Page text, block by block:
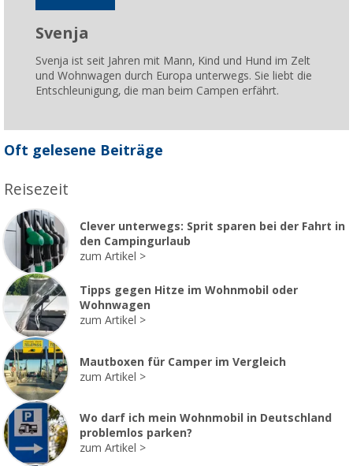
Svenja
Svenja ist seit Jahren mit Mann, Kind und Hund im Zelt
und Wohnwagen durch Europa unterwegs. Sie liebt die
Entschleunigung, die man beim Campen erfährt.
Oft gelesene Beiträge
Reisezeit
Clever unterwegs: Sprit sparen bei der Fahrt in
den Campingurlaub
zum Artikel
Tipps gegen Hitze im Wohnmobil oder
Wohnwagen
zum Artikel
Mautboxen für Camper im Vergleich
zum Artikel
Wo darf ich mein Wohnmobil in Deutschland
problemlos parken?
zum Artikel